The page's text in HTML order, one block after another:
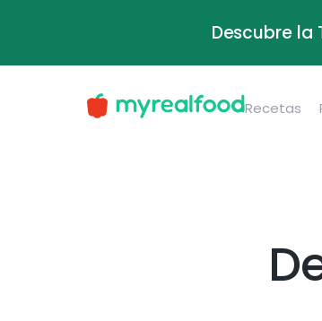
Descubre
Recetas